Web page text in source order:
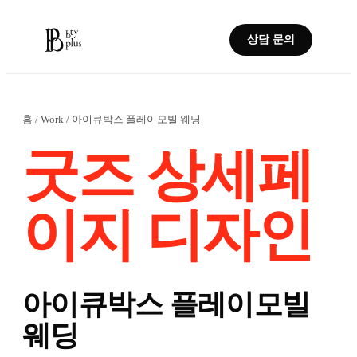
상담 문의
홈 / Work / 아이큐박스 플레이모빌 웨딩
굿즈 상세페
이지 디자인
아이큐박스 플레이모빌
웨딩